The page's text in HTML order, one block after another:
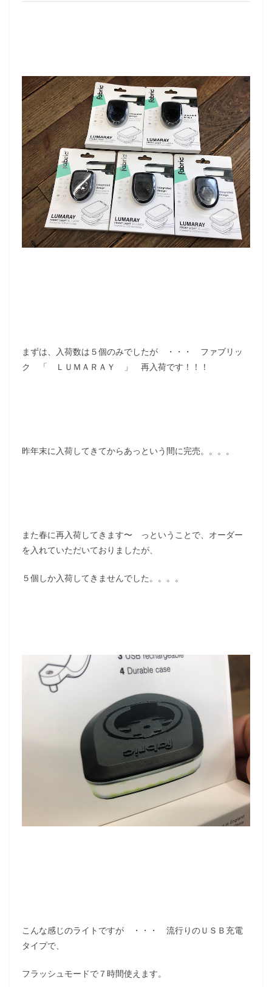
まずは、入荷数は５個のみでしたが ・・・ ファブリッ
ク 「 ＬＵＭＡＲＡＹ 」 再入荷です！！！
昨年末に入荷してきてからあっという間に完売。。。。
また春に再入荷してきます〜 っということで、オーダー
を入れていただいておりましたが、
５個しか入荷してきませんでした。。。。
こんな感じのライトですが ・・・ 流行りのＵＳＢ充電
タイプで、
フラッシュモードで７時間使えます。